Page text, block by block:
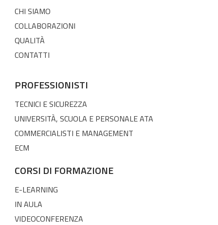
CHI SIAMO
COLLABORAZIONI
QUALITÀ
CONTATTI
PROFESSIONISTI
TECNICI E SICUREZZA
UNIVERSITÀ, SCUOLA E PERSONALE ATA
COMMERCIALISTI E MANAGEMENT
ECM
CORSI DI FORMAZIONE
E-LEARNING
IN AULA
VIDEOCONFERENZA